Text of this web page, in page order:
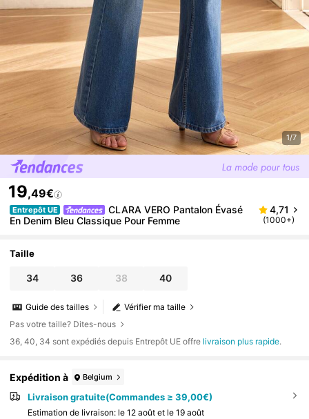
1/7
19,49€
Entrepôt UE
CLARA VERO Pantalon Évasé
En Denim Bleu Classique Pour Femme
4,71
(1000+)
Taille
34 36 38 40
Vérifier ma taille
Guide des tailles
Pas votre taille? Dites-nous
​36, 40, 34 sont expédiés depuis Entrepôt UE offre livraison plus rapide.
Expédition à Belgium
Livraison gratuite(Commandes ≥ 39,00€)
Estimation de livraison: le 12 août et le 19 août